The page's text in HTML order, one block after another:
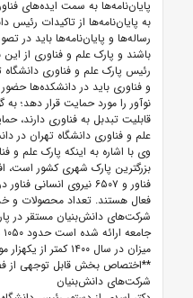
پایان‌نامه‌ها به سمت ایده‌های
به پایان‌نامه‌ها از تاکیدات
رساله‌ها و پایان‌نامه‌ها باید
باشند و پارک علم و فناوری از
رئیس پارک علم و فناوری دانشگاه
و فناوری باید در دانشکده‌ها
نوآور را مورد حمایت قرار دهد؛ به
قابلیت تبدبل به فناوری دارند،
علم و فناوری دانشگاه تهران در
وی با اشاره به اینکه پارک علم و
فناور و ۶۵۰۷ نیروی
شرکت‌های دانش‌بنیان مستقر در
میزان در سال ۱۴۰۰ کمتر از یکهزار مورد بود.
**اختصاص بخش قابل توجهی از
شرکت‌های دانش‌بنیان